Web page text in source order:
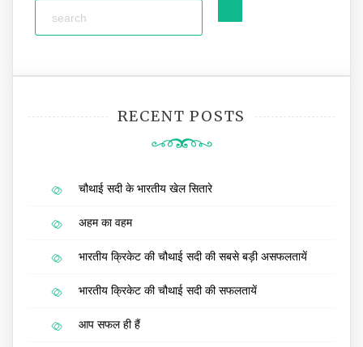
RECENT POSTS
चौथाई सदी के भारतीय खेल सितारे
अहम का वहम
भारतीय क्रिकेट की चौथाई सदी की सबसे बड़ी असफलतायें
भारतीय क्रिकेट की चौथाई सदी की सफलतायें
आप सफल ही हैं